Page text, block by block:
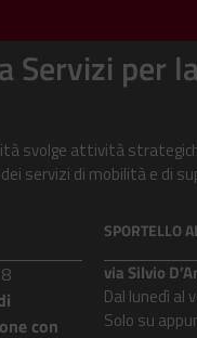
Servizi per
svolge attività
servizi di mobilità e di
con
SPORTELLO
via Silvio
Dal lunedì al
Solo su